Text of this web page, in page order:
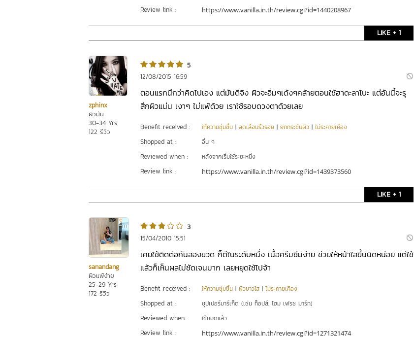
Review link : https://www.vanilla.in.th/review.cgi?id=1440208967
LIKE + 1
zphinx
ผิวมัน
30-34 Yrs
122 รีวิว
5
12/08/2015 16:59
ตอนแรกนึกว่าคิดไปเอง แต่มันดีจิง ผิวจะอิ่มๆเด้งๆคล้ายตอนใช้ฮาดะลาโบะ แต่อันนี้จะรุ
สึกผิวแน่น เงาๆ ไม่แพ้ด้วย เราใช้รอบดวงตาด้วยเลย
Benefit received : ให้ความชุ่มชื้น | ลดเลือนริ้วรอย | ยกกระชับผิว | ไม่ระคายเคือง
Shopped at : อื่น ๆ
Reviewed when : หลังจากเริ่มใช้ระยะหนึ่ง
Review link : https://www.vanilla.in.th/review.cgi?id=1439373560
LIKE + 1
sanandang
ผิวแพ้ง่าย
25-29 Yrs
172 รีวิว
3
15/04/2010 15:51
เคยใช้ติดต่อกันสองขวด ก็ดีในระดับหนึ่ง เนื้อครีมซึมง่าย ช่วยให้หน้าใสขึ้นนิดหน่อย แต่ใช้
แล้วก็เห็นผลไม่ชัดเจนมาก เลยหยุดใช้ไปจ้า
Benefit received : ให้ความชุ่มชื้น | ผิวขาวใส | ไม่ระคายเคือง
Shopped at : ซุปเปอร์มาร์เก็ต (เช่น ท็อปส์, โฮม เฟรช มาร์ท)
Reviewed when : ใช้หมดแล้ว
Review link : https://www.vanilla.in.th/review.cgi?id=1271321474